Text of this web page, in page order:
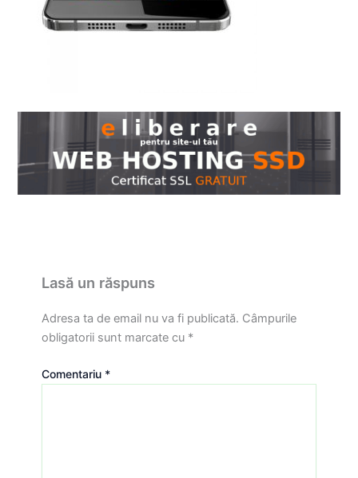
Lasă un răspuns
Adresa ta de email nu va fi publicată. Câmpurile
obligatorii sunt marcate cu *
Comentariu *